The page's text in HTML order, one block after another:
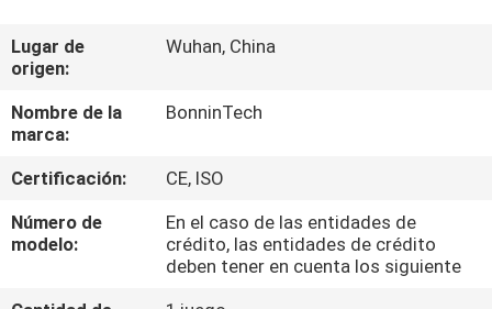
VÍDEOS
SOBRE
NOSOTROS
VIAJE
DE
LA
ECER
Lugar de
origen:
Wuhan, China
Nombre de la
marca:
BonninTech
Certificación:
CE, ISO
Número de
modelo:
En el caso de las entidades de
crédito, las entidades de crédito
deben tener en cuenta los siguiente